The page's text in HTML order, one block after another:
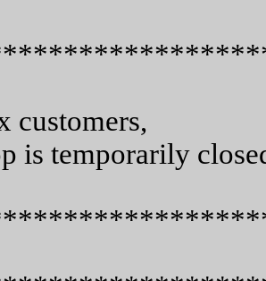
customers,
is temporarily